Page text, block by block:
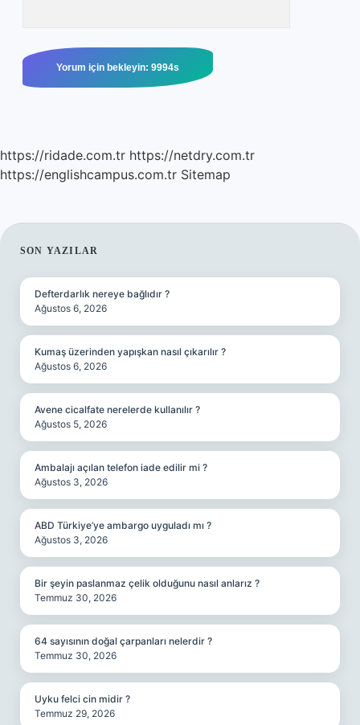
https://ridade.com.tr https://netdry.com.tr
https://englishcampus.com.tr Sitemap
SIDEBAR
SON YAZILAR
Defterdarlık nereye bağlıdır ?
Ağustos 6, 2026
Kumaş üzerinden yapışkan nasıl çıkarılır ?
Ağustos 6, 2026
Avene cicalfate nerelerde kullanılır ?
Ağustos 5, 2026
Ambalajı açılan telefon iade edilir mi ?
Ağustos 3, 2026
ABD Türkiye’ye ambargo uyguladı mı ?
Ağustos 3, 2026
Bir şeyin paslanmaz çelik olduğunu nasıl anlarız ?
Temmuz 30, 2026
64 sayısının doğal çarpanları nelerdir ?
Temmuz 30, 2026
Uyku felci cin midir ?
Temmuz 29, 2026